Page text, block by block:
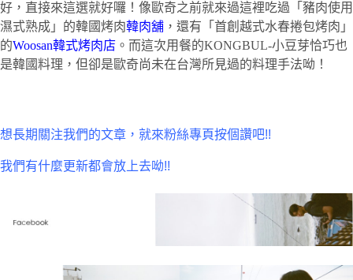
好，直接來這選就好囉！像歐奇之前就來過這裡吃過「豬肉使用
濕式熟成」的韓國烤肉韓肉舖 ，還有「首創越式水春捲包烤肉」
的Woosan韓式烤肉店 。而這次用餐的KONGBUL-小豆芽恰巧也
是韓國料理，但卻是歐奇尚未在台灣所見過的料理手法呦！
想長期關注我們的文章，就來粉絲專頁按個讚吧!!
我們有什麼更新都會放上去呦!!